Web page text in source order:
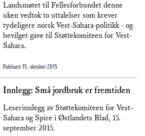
Landsmøtet til Fellesforbundet denne
uken vedtok to uttalelser som krever
tydeligere norsk Vest-Sahara-politikk - og
bevilget gave til Støttekomiteen for Vest-
Sahara.
Publisert 15. oktober 2015
Innlegg: Små jordbruk er fremtiden
Leserinnlegg av Støttekomiteen for Vest-
Sahara og Spire i Østlandets Blad, 15.
september 2015.